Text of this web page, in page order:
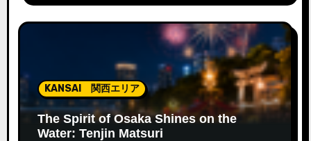
KANSAI 関西エリア
The Spirit of Osaka Shines on the
Water: Tenjin Matsuri